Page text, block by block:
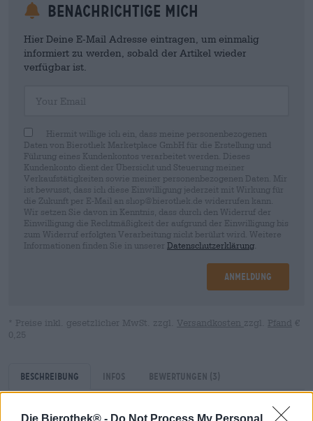
Die Bierothek® - Do Not Process My Personal
Benachrichtige mich
Hier Deine E-Mail Adresse eintragen, um einmalig
informiert zu werden, sobald der Artikel wieder
verfügbar ist.
Hiermit willige ich ein, dass meine personenbezogenen
Daten von Bierothek Marketplace GmbH für die Erstellung und
Führung eines Kundenkontos verarbeitet werden. Dieses
Kundenkonto dient der Übersicht und Steuerung meiner
Verkaufstätigkeiten sowie meiner personenbezogenen Daten. Mir
ist bewusst, dass ich diese Einwilligung jederzeit mit Wirkung für
die Zukunft per E-Mail an shop@bierothek.de widerrufen kann.
Wir setzen Sie davon in Kenntnis, dass durch den Widerruf der
Einwilligung die Rechtmäßigkeit der aufgrund der Einwilligung bis
zum Widerruf erfolgten Verarbeitung nicht berührt wird. Weitere
Informationen finden Sie in unserer Datenschutzerklärung
Anmeldung
* Preise inkl. gesetzlicher MwSt. zzgl. Versandkosten zzgl. Pfand €
0,25
Beschreibung Infos Bewertungen (3)